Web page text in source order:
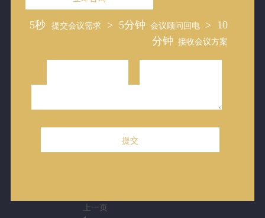
5秒 提交会议需求> 5分钟 会议顾问回电
> 10
分钟 接收会议方案
天
展
天
展
天
会
展
天
展
天
展
上一页